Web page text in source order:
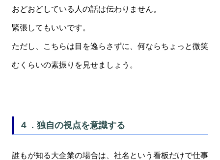
おどおどしている人の話は伝わりません。
緊張してもいいです。
ただし、こちらは目を逸らさずに、何ならちょっと微笑
むくらいの素振りを見せましょう。
４．独自の視点を意識する
誰もが知る大企業の場合は、社名という看板だけで仕事